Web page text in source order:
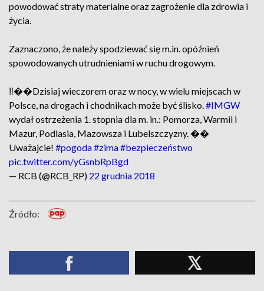
powodować straty materialne oraz zagrożenie dla zdrowia i
życia.
Zaznaczono, że należy spodziewać się m.in. opóźnień
spowodowanych utrudnieniami w ruchu drogowym.
‼️��Dzisiaj wieczorem oraz w nocy, w wielu miejscach w
Polsce, na drogach i chodnikach może być ślisko.#IMGW
wydał ostrzeżenia 1. stopnia dla m. in.: Pomorza, Warmii i
Mazur, Podlasia, Mazowsza i Lubelszczyzny. ��
Uważajcie! #pogoda#zima#bezpieczeństwo
pic.twitter.com/yGsnbRpBgd
— RCB (@RCB_RP) 22 grudnia 2018
Źródło: